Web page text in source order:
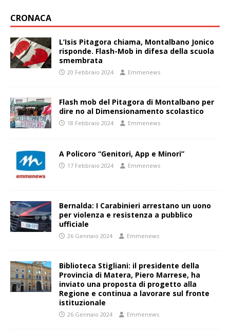
CRONACA
L’Isis Pitagora chiama, Montalbano Jonico
risponde. Flash-Mob in difesa della scuola
smembrata
20 Febbraio 2024 Emmenews
Flash mob del Pitagora di Montalbano per
dire no al Dimensionamento scolastico
18 Febbraio 2024 Emmenews
A Policoro “Genitori, App e Minori”
17 Febbraio 2024 Emmenews
Bernalda: I Carabinieri arrestano un uono
per violenza e resistenza a pubblico
ufficiale
26 Gennaio 2024 Emmenews
Biblioteca Stigliani: il presidente della
Provincia di Matera, Piero Marrese, ha
inviato una proposta di progetto alla
Regione e continua a lavorare sul fronte
istituzionale
26 Gennaio 2024 Emmenews